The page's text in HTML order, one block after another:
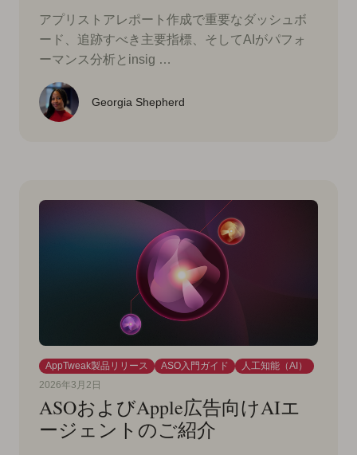
アプリストアレポート作成で重要なダッシュボ
ード、追跡すべき主要指標、そしてAIがパフォ
ーマンス分析とinsig …
Georgia Shepherd
AppTweak製品リリース ASO入門ガイド
人工知能（AI）
2026年3月2日
ASOおよびApple広告向けAIエ
ージェントのご紹介